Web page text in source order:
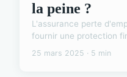
la peine ?
L'assurance perte
fournir une protection
25 mars 2025 · 5 min